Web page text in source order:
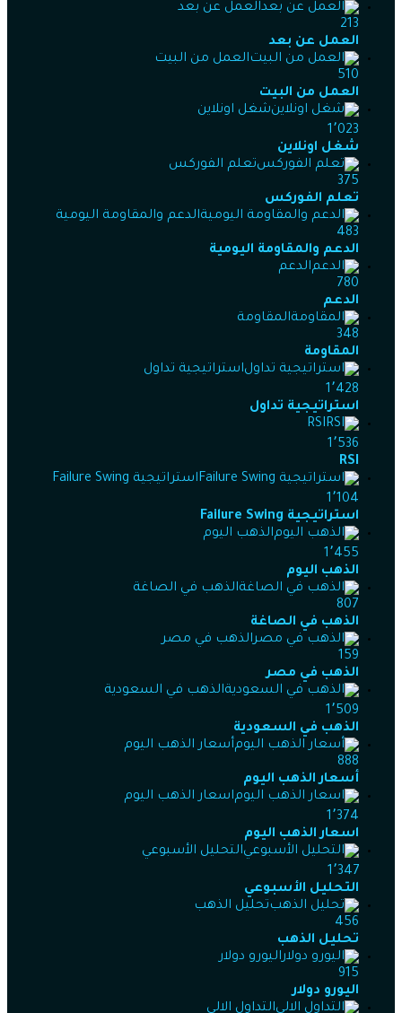
العمل عن بعد
213
العمل عن بعد
العمل من البيت
510
العمل من البيت
شغل اونلاين
1٬023
شغل اونلاين
تعلم الفوركس
375
تعلم الفوركس
الدعم والمقاومة اليومية
483
الدعم والمقاومة اليومية
الدعم
780
الدعم
المقاومة
348
المقاومة
استراتيجية تداول
1٬428
استراتيجية تداول
RSI
1٬536
RSI
استراتيجية Failure Swing
1٬104
استراتيجية Failure Swing
الذهب اليوم
1٬455
الذهب اليوم
الذهب في الصاغة
807
الذهب في الصاغة
الذهب في مصر
159
الذهب في مصر
الذهب في السعودية
1٬509
الذهب في السعودية
أسعار الذهب اليوم
888
أسعار الذهب اليوم
اسعار الذهب اليوم
1٬374
اسعار الذهب اليوم
التحليل الأسبوعي
1٬347
التحليل الأسبوعي
تحليل الذهب
456
تحليل الذهب
اليورو دولار
915
اليورو دولار
التداول الالي